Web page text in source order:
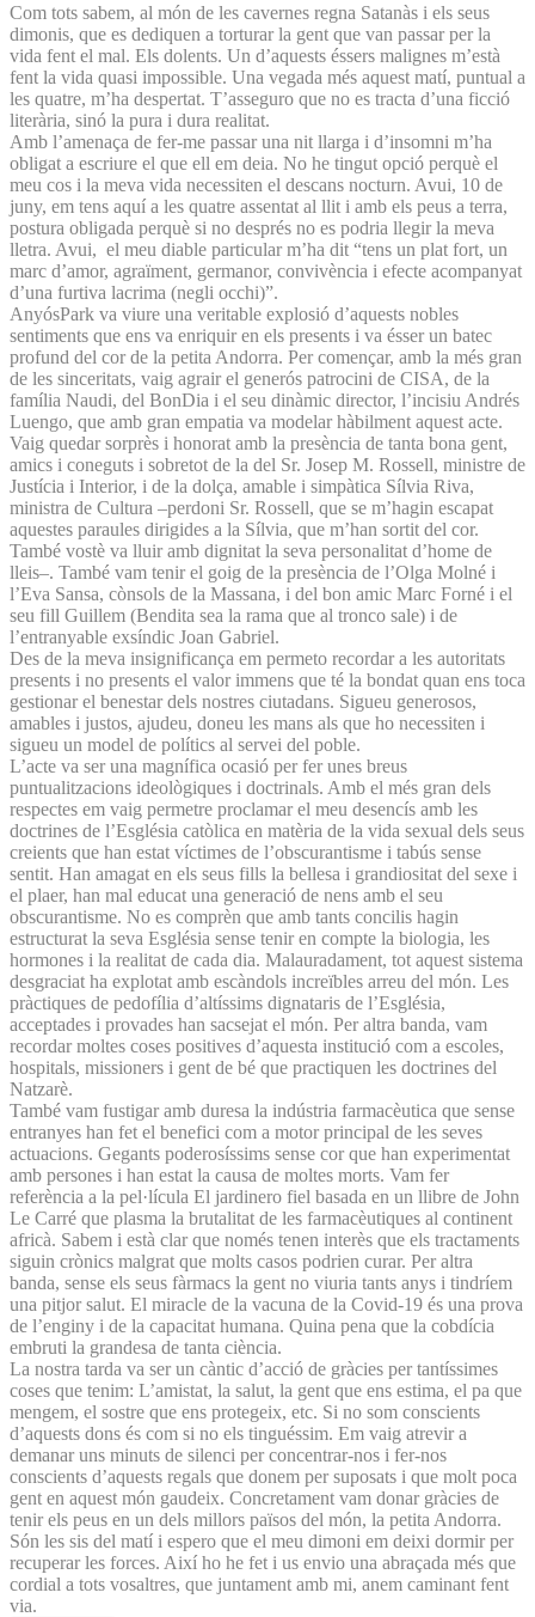
Com tots sabem, al món de les cavernes regna Satanàs i els seus
dimonis, que es dediquen a torturar la gent que van passar per la
vida fent el mal. Els dolents. Un d’aquests éssers malignes m’està
fent la vida quasi impossible. Una vegada més aquest matí, puntual a
les quatre, m’ha despertat. T’asseguro que no es tracta d’una ficció
literària, sinó la pura i dura realitat.
Amb l’amenaça de fer-me passar una nit llarga i d’insomni m’ha
obligat a escriure el que ell em deia. No he tingut opció perquè el
meu cos i la meva vida necessiten el descans nocturn. Avui, 10 de
juny, em tens aquí a les quatre assentat al llit i amb els peus a terra,
postura obligada perquè si no després no es podria llegir la meva
lletra. Avui, el meu diable particular m’ha dit “tens un plat fort, un
marc d’amor, agraïment, germanor, convivència i efecte acompanyat
d’una furtiva lacrima (negli occhi)”.
AnyósPark va viure una veritable explosió d’aquests nobles
sentiments que ens va enriquir en els presents i va ésser un batec
profund del cor de la petita Andorra. Per començar, amb la més gran
de les sinceritats, vaig agrair el generós patrocini de CISA, de la
família Naudi, del BonDia i el seu dinàmic director, l’incisiu Andrés
Luengo, que amb gran empatia va modelar hàbilment aquest acte.
Vaig quedar sorprès i honorat amb la presència de tanta bona gent,
amics i coneguts i sobretot de la del Sr. Josep M. Rossell, ministre de
Justícia i Interior, i de la dolça, amable i simpàtica Sílvia Riva,
ministra de Cultura –perdoni Sr. Rossell, que se m’hagin escapat
aquestes paraules dirigides a la Sílvia, que m’han sortit del cor.
També vostè va lluir amb dignitat la seva personalitat d’home de
lleis–. També vam tenir el goig de la presència de l’Olga Molné i
l’Eva Sansa, cònsols de la Massana, i del bon amic Marc Forné i el
seu fill Guillem (Bendita sea la rama que al tronco sale) i de
l’entranyable exsíndic Joan Gabriel.
Des de la meva insignificança em permeto recordar a les autoritats
presents i no presents el valor immens que té la bondat quan ens toca
gestionar el benestar dels nostres ciutadans. Sigueu generosos,
amables i justos, ajudeu, doneu les mans als que ho necessiten i
sigueu un model de polítics al servei del poble.
L’acte va ser una magnífica ocasió per fer unes breus
puntualitzacions ideològiques i doctrinals. Amb el més gran dels
respectes em vaig permetre proclamar el meu desencís amb les
doctrines de l’Església catòlica en matèria de la vida sexual dels seus
creients que han estat víctimes de l’obscurantisme i tabús sense
sentit. Han amagat en els seus fills la bellesa i grandiositat del sexe i
el plaer, han mal educat una generació de nens amb el seu
obscurantisme. No es comprèn que amb tants concilis hagin
estructurat la seva Església sense tenir en compte la biologia, les
hormones i la realitat de cada dia. Malauradament, tot aquest sistema
desgraciat ha explotat amb escàndols increïbles arreu del món. Les
pràctiques de pedofília d’altíssims dignataris de l’Església,
acceptades i provades han sacsejat el món. Per altra banda, vam
recordar moltes coses positives d’aquesta institució com a escoles,
hospitals, missioners i gent de bé que practiquen les doctrines del
Natzarè.
També vam fustigar amb duresa la indústria farmacèutica que sense
entranyes han fet el benefici com a motor principal de les seves
actuacions. Gegants poderosíssims sense cor que han experimentat
amb persones i han estat la causa de moltes morts. Vam fer
referència a la pel·lícula El jardinero fiel basada en un llibre de John
Le Carré que plasma la brutalitat de les farmacèutiques al continent
africà. Sabem i està clar que només tenen interès que els tractaments
siguin crònics malgrat que molts casos podrien curar. Per altra
banda, sense els seus fàrmacs la gent no viuria tants anys i tindríem
una pitjor salut. El miracle de la vacuna de la Covid-19 és una prova
de l’enginy i de la capacitat humana. Quina pena que la cobdícia
embruti la grandesa de tanta ciència.
La nostra tarda va ser un càntic d’acció de gràcies per tantíssimes
coses que tenim: L’amistat, la salut, la gent que ens estima, el pa que
mengem, el sostre que ens protegeix, etc. Si no som conscients
d’aquests dons és com si no els tinguéssim. Em vaig atrevir a
demanar uns minuts de silenci per concentrar-nos i fer-nos
conscients d’aquests regals que donem per suposats i que molt poca
gent en aquest món gaudeix. Concretament vam donar gràcies de
tenir els peus en un dels millors països del món, la petita Andorra.
Són les sis del matí i espero que el meu dimoni em deixi dormir per
recuperar les forces. Així ho he fet i us envio una abraçada més que
cordial a tots vosaltres, que juntament amb mi, anem caminant fent
via.